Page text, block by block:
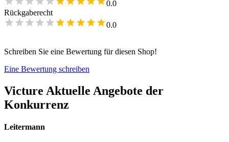
0.0
Rückgaberecht
0.0
Schreiben Sie eine Bewertung für diesen Shop!
Eine Bewertung schreiben
Victure Aktuelle Angebote der
Konkurrenz
Leitermann